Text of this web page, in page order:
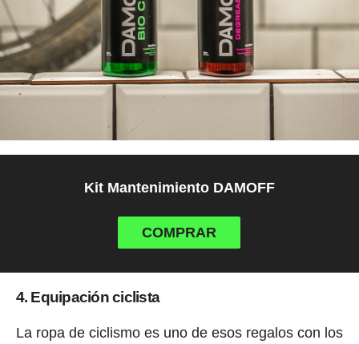
Kit Mantenimiento DAMOFF
COMPRAR
4. Equipación ciclista
La ropa de ciclismo es uno de esos regalos con los